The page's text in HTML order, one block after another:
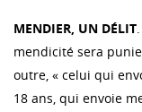
MENDIER, UN DÉLIT
mendicité sera
outre, « celui qui
18 ans, qui envoie